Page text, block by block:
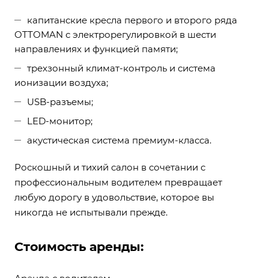
капитанские кресла первого и второго ряда
OTTOMAN с электрорегулировкой в шести
направлениях и функцией памяти;
трехзонный климат-контроль и система
ионизации воздуха;
USB-разъемы;
LED-монитор;
акустическая система премиум-класса.
Роскошный и тихий салон в сочетании с
профессиональным водителем превращает
любую дорогу в удовольствие, которое вы
никогда не испытывали прежде.
Стоимость аренды: